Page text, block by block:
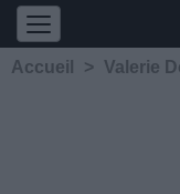
Accueil > Valerie